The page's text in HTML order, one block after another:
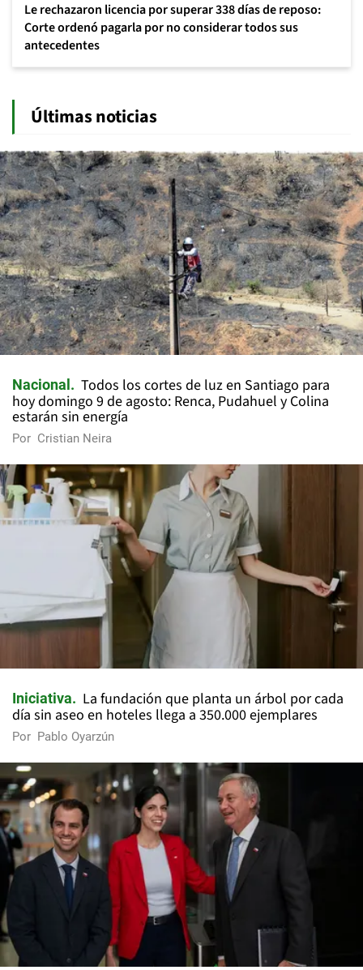
Le rechazaron licencia por superar 338 días de reposo:
Corte ordenó pagarla por no considerar todos sus
antecedentes
Últimas noticias
Nacional
Todos los cortes de luz en Santiago para
hoy domingo 9 de agosto: Renca, Pudahuel y Colina
estarán sin energía
Por Cristian Neira
Iniciativa
La fundación que planta un árbol por cada
día sin aseo en hoteles llega a 350.000 ejemplares
Por Pablo Oyarzún